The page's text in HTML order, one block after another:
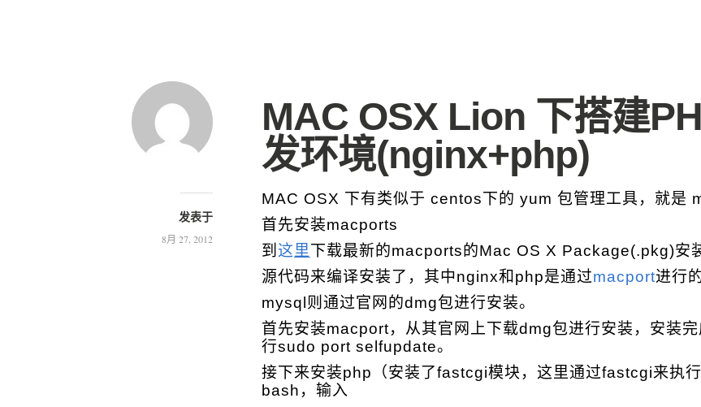
发表于
8月 27, 2012
MAC OSX Lion 下搭建
发环境(nginx+php)
MAC OSX 下有类似于 centos下的 yum 包管理工具，就是
首先安装macports
到 这里下载最新的macports的Mac OS X Package(.pkg)安
源代码来编译安装了，其中nginx和php是通过macport进行
mysql则通过官网的dmg包进行安装。
首先安装macport，从其官网上下载dmg包进行安装，安装
行sudo port selfupdate。
接下来安装php（安装了fastcgi模块，这里通过fastcgi来执
bash，输入